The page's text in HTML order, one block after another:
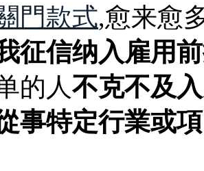
門款式,愈来愈
征信纳入雇用
的人不克不及
事特定行業或